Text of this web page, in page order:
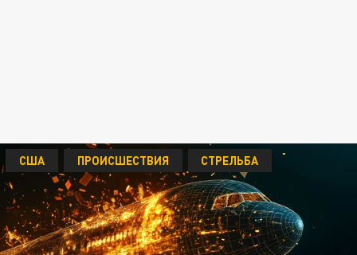
США ПРОИСШЕСТВИЯ СТРЕЛЬБА